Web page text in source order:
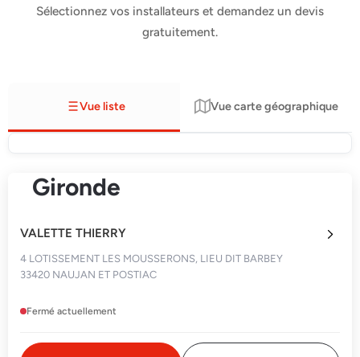
Sélectionnez vos installateurs et demandez un devis
gratuitement.
Vue liste Vue carte géographique
Gironde
VALETTE THIERRY
4 LOTISSEMENT LES MOUSSERONS, LIEU DIT BARBEY
33420 NAUJAN ET POSTIAC
Fermé actuellement